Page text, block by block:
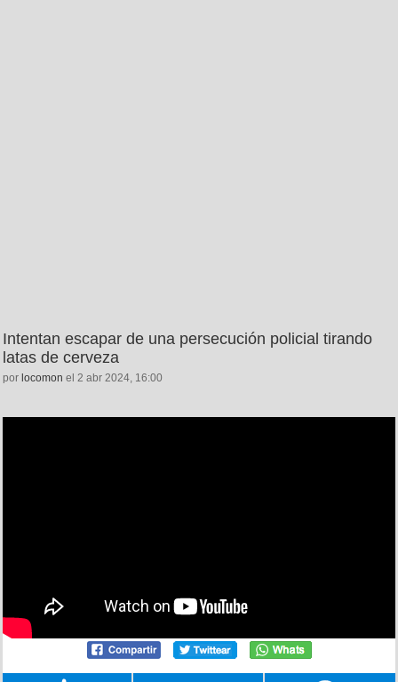
Intentan escapar de una persecución policial tirando
latas de cerveza
por locomon el 2 abr 2024, 16:00